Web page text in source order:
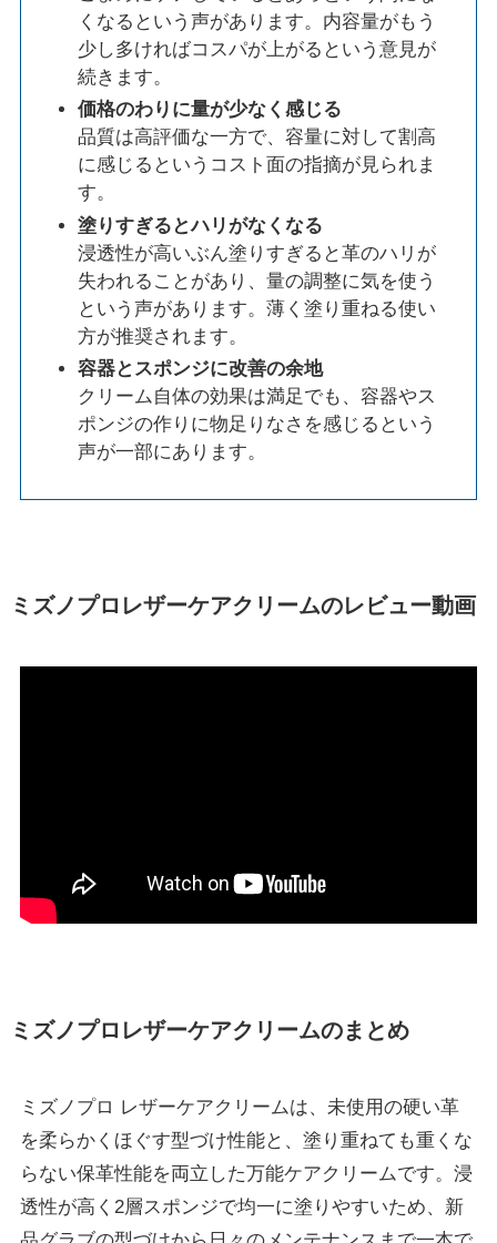
くなるという声があります。内容量がもう
少し多ければコスパが上がるという意見が
続きます。
価格のわりに量が少なく感じる
品質は高評価な一方で、容量に対して割高
に感じるというコスト面の指摘が見られま
す。
塗りすぎるとハリがなくなる
浸透性が高いぶん塗りすぎると革のハリが
失われることがあり、量の調整に気を使う
という声があります。薄く塗り重ねる使い
方が推奨されます。
容器とスポンジに改善の余地
クリーム自体の効果は満足でも、容器やス
ポンジの作りに物足りなさを感じるという
声が一部にあります。
ミズノプロレザーケアクリームのレビュー動画
ミズノプロレザーケアクリームのまとめ
ミズノプロ レザーケアクリームは、未使用の硬い革
を柔らかくほぐす型づけ性能と、塗り重ねても重くな
らない保革性能を両立した万能ケアクリームです。浸
透性が高く2層スポンジで均一に塗りやすいため、新